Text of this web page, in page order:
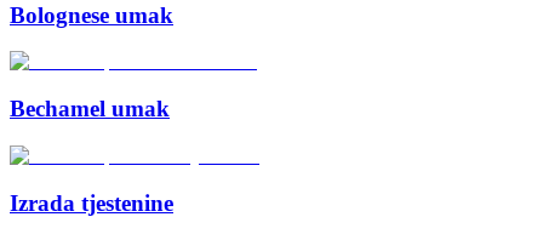
Bolognese umak
Bechamel umak
Izrada tjestenine